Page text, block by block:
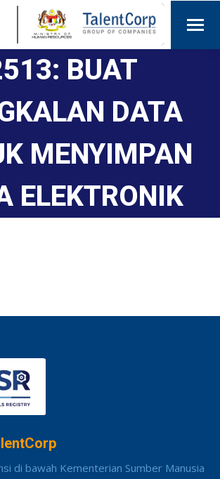
BUAT
DATA
MENYIMPAN
ELEKTRONIK
di bawah Kementerian Sumber Manusia